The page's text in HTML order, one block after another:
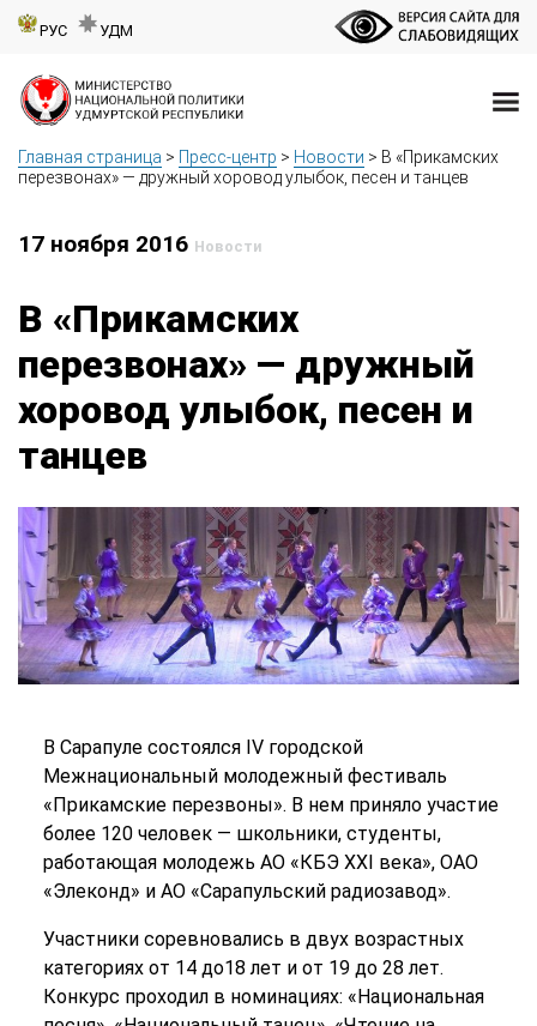
РУС УДМ
Главная страница > Пресс-центр > Новости > В «Прикамских
перезвонах» — дружный хоровод улыбок, песен и танцев
17 ноября 2016 Новости
В «Прикамских
перезвонах» — дружный
хоровод улыбок, песен и
танцев
В Сарапуле состоялся IV городской
Межнациональный молодежный фестиваль
«Прикамские перезвоны». В нем приняло участие
более 120 человек — школьники, студенты,
работающая молодежь АО «КБЭ XXI века», ОАО
«Элеконд» и АО «Сарапульский радиозавод».
Участники соревновались в двух возрастных
категориях от 14 до18 лет и от 19 до 28 лет.
Конкурс проходил в номинациях: «Национальная